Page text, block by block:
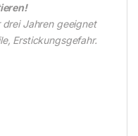
Jahren geeignet
Erstickungsgefahr.